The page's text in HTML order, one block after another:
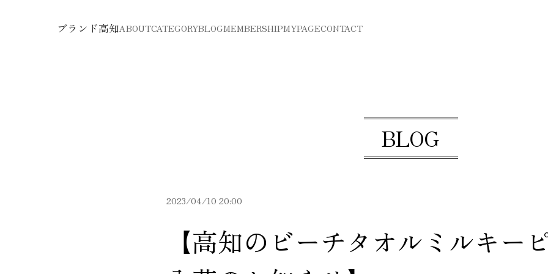
ブランド高知ABOUTCATEGORYBLOGMEMBERSHIPMYPAGECONTACT
BLOG
【高知のビーチタオルミルキー
2023/04/10 20:00